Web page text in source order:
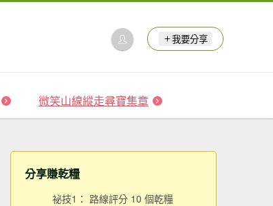
我要分享
微笑山線縱走尋寶集章
分享賺乾糧
祕技1： 路線評分 10 個乾糧